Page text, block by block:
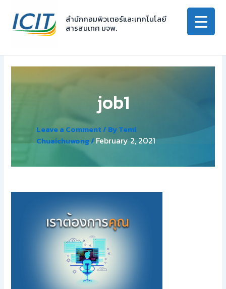
content
สำนักคอมพิวเตอร์และเทคโนโลยี
สารสนเทศ มจพ.
job1
Leave a Comment / ByTemi
Chuaichuwong/ February 2, 2021